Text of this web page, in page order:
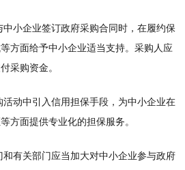
小企业签订政府采购合同时，在履约保
方面给予中小企业适当支持。采购人应
采购资金。
动中引入信用担保手段，为中小企业在
方面提供专业化的担保服务。
有关部门应当加大对中小企业参与政府